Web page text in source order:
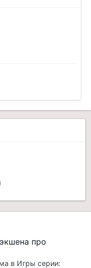
про
в Игры серии: